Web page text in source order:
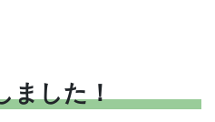
ました！